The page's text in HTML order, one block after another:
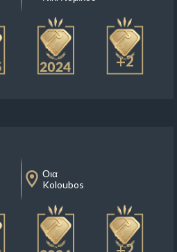
+2
Οια
Koloubos